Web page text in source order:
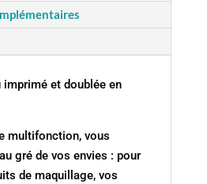
et doublée en
multifonction, vous
gré de vos envies : pour
de maquillage, vos